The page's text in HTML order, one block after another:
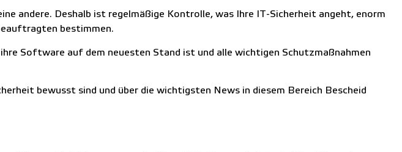
andere. Deshalb ist regelmäßige Kontrolle, was Ihre IT-Sicherheit angeht, enorm
bestimmen.
Software auf dem neuesten Stand ist und alle wichtigen Schutzmaßnahmen
bewusst sind und über die wichtigsten News in diesem Bereich Bescheid